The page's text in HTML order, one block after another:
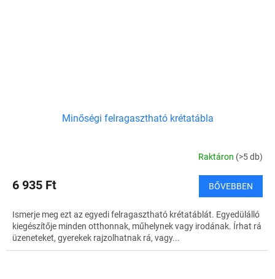
Minőségi felragasztható krétatábla
Raktáron (>5 db)
6 935 Ft BŐVEBBEN
Ismerje meg ezt az egyedi felragasztható krétatáblát. Egyedülálló
kiegészítője minden otthonnak, műhelynek vagy irodának. Írhat rá
üzeneteket, gyerekek rajzolhatnak rá, vagy...